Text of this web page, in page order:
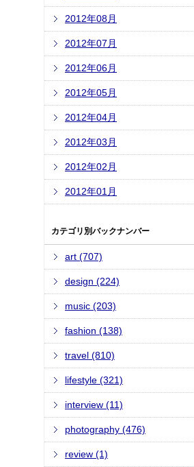
2012年08月
2012年07月
2012年06月
2012年05月
2012年04月
2012年03月
2012年02月
2012年01月
カテゴリ別バックナンバー
art (707)
design (224)
music (203)
fashion (138)
travel (810)
lifestyle (321)
interview (11)
photography (476)
review (1)